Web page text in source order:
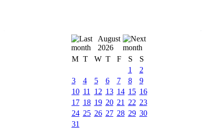
August
2026
M T W T F S
S
1
2
3
4 5 6 7 8
9
10 11 12 13 14 15 16
17 18 19 20 21 22 23
24 25 26 27 28 29 30
31